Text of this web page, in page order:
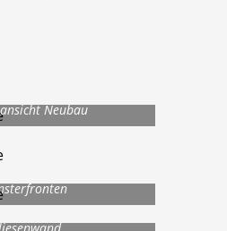
Neubau
dank großer
Sprossenfenster und